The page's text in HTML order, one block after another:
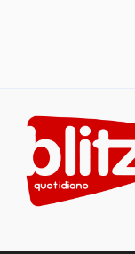
content